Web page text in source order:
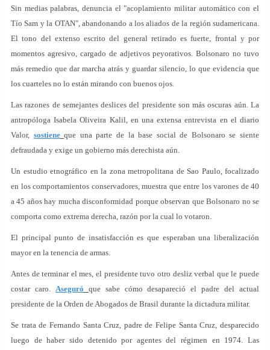
Sin medias palabras, denuncia el "acoplamiento militar automático con el
Tío Sam y la OTAN", abandonando a los aliados de la región sudamericana.
El tono del extenso escrito del general retirado es fuerte, frontal y por
momentos agresivo, cargado de adjetivos peyorativos. Bolsonaro no tuvo
más remedio que dar marcha atrás y guardar silencio, lo que evidencia que
los cuarteles no lo están mirando con buenos ojos.
Las razones de semejantes deslices del presidente son más oscuras aún. La
antropóloga Isabela Oliveira Kalil, en una extensa entrevista en el diario
Valor, sostiene que una parte de la base social de Bolsonaro se siente
defraudada y exige un gobierno más derechista aún.
Un estudio etnográfico en la zona metropolitana de Sao Paulo, focalizado
en los comportamientos conservadores, muestra que entre los varones de 40
a 45 años hay mucha disconformidad porque observan que Bolsonaro no se
comporta como extrema derecha, razón por la cual lo votaron.
El principal punto de insatisfacción es que esperaban una liberalización
mayor en la tenencia de armas.
Antes de terminar el mes, el presidente tuvo otro desliz verbal que le puede
costar caro. Aseguró que sabe cómo desapareció el padre del actual
presidente de la Orden de Abogados de Brasil durante la dictadura militar.
Se trata de Fernando Santa Cruz, padre de Felipe Santa Cruz, desparecido
luego de haber sido detenido por agentes del régimen en 1974. Las